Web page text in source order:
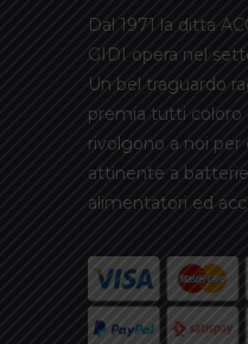
Dal 1971 la ditta
GIDI opera nel
Un bel traguardo
premia tutti coloro
rivolgono a noi per
attinente a
alimentatori ed